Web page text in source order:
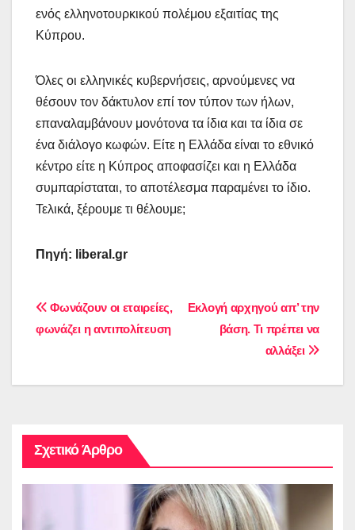
ενός ελληνοτουρκικού πολέμου εξαιτίας της
Κύπρου.
Όλες οι ελληνικές κυβερνήσεις, αρνούμενες να
θέσουν τον δάκτυλον επί τον τύπον των ήλων,
επαναλαμβάνουν μονότονα τα ίδια και τα ίδια σε
ένα διάλογο κωφών. Είτε η Ελλάδα είναι το εθνικό
κέντρο είτε η Κύπρος αποφασίζει και η Ελλάδα
συμπαρίσταται, το αποτέλεσμα παραμένει το ίδιο.
Τελικά, ξέρουμε τι θέλουμε;
Πηγή: liberal.gr
Πλοήγηση
άρθρων
Εκλογή αρχηγού απ’ την
βάση. Τι πρέπει να
αλλάξει
Φωνάζουν οι εταιρείες,
φωνάζει η αντιπολίτευση
Σχετικό Άρθρο